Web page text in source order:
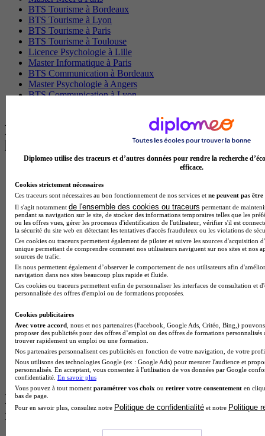
BTS Tourisme à Bordeaux
BTS Tourisme à Lyon
BTS Tourisme à Paris
BTS Tourisme à Toulouse
Licence Psychologie à Lille
Master Informatique à Paris
BTS Communication à Bordeaux
Master Psychologie à Angers
BTS Communication à Lyon
Les intitulés de diplôme par alternance
les plus recherchés
BTS Dietetique en alternance
BTS Mco en alternance
BTS Pi en alternance
BTS Sp3s en alternance
Master CCA en alternance
BTS Ndrc en alternance
BTS Sam en alternance
Cap Fleuriste en alternance
BTS Sio en alternance
MSc Marketing Digital en alternance
BTS Gpme en alternance
Cap Electricien en alternance
BTS Gpn en alternance
BTS Domotique en alternance
BAC Pro Agora en alternance
BTS Sta en alternance
BTS Iris en alternance
BTS Tpl en alternance
BTS Ati en alternance
Les diplômes par filière les plus
recherchés
Diplomeo utilise des traceurs et d’autres données pour rendre la recherche
efficace.
Cookies strictement nécessaires
Ces traceurs sont nécessaires au bon fonctionnement de nos services et ne peuvent pas être
Il s'agit notamment de l'ensemble des cookies ou traceurs permettant de
pendant sa navigation sur le site, de stocker des informations temporaires telles que les
ou les offres vues, gérer les processus d'identification de l'utilisateur, vérifier s'il est
la sécurité du site web en détectant les tentatives d'accès frauduleux ou les violations de
Ces cookies ou traceurs permettent également de piloter et suivre les sources d'acquisition
unique permettant de comprendre comment nos utilisateurs naviguent sur nos sites et nos
sources de trafic.
Ils nous permettent également d’observer le comportement de nos utilisateurs afin
navigation dans nos sites beaucoup plus rapide et fluide.
Ces cookies ou traceurs permettent enfin de personnaliser les interfaces de consultation et
personnalisée des offres d'emploi ou de formations proposées.
Cookies publicitaires
Avec votre accord , nous et nos partenaires (Facebook, Google Ads, Critéo, Bing,)
proposer des publicités pour des offres d’emploi ou des offres de formations
trouver rapidement un emploi ou une formation.
Nos partenaires personnalisent ces publicités en fonction de votre navigation, de votre
Nous utilisons des technologies Google (ex : Google Ads) pour mesurer l'audience et
personnalisés. En acceptant, vous consentez à l'utilisation de vos données par Google
confidentialité. En savoir plus
Vous pouvez à tout moment paramétrer vos choix ou retirer votre consentement en
bas de page.
Pour en savoir plus, consultez notre Politique de confidentialité et notre Politique